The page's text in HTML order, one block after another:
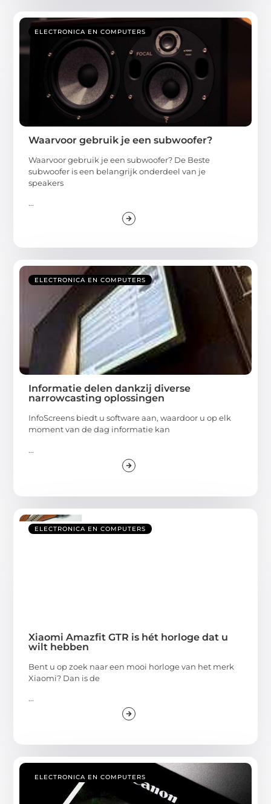
ELECTRONICA EN COMPUTERS
Waarvoor gebruik je een subwoofer?
Waarvoor gebruik je een subwoofer? De Beste
subwoofer is een belangrijk onderdeel van je
speakers
...
ELECTRONICA EN COMPUTERS
Informatie delen dankzij diverse
narrowcasting oplossingen
InfoScreens biedt u software aan, waardoor u op elk
moment van de dag informatie kan
...
ELECTRONICA EN COMPUTERS
Xiaomi Amazfit GTR is hét horloge dat u
wilt hebben
Bent u op zoek naar een mooi horloge van het merk
Xiaomi? Dan is de
...
ELECTRONICA EN COMPUTERS